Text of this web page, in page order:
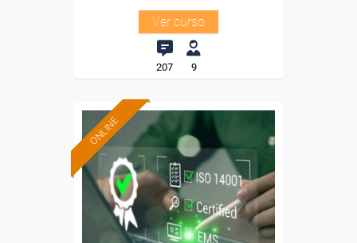
Ver curso
207 9
ONLINE
Formación 100%
subvencionada.
Para desempleados,
trabajadores y autónomos.